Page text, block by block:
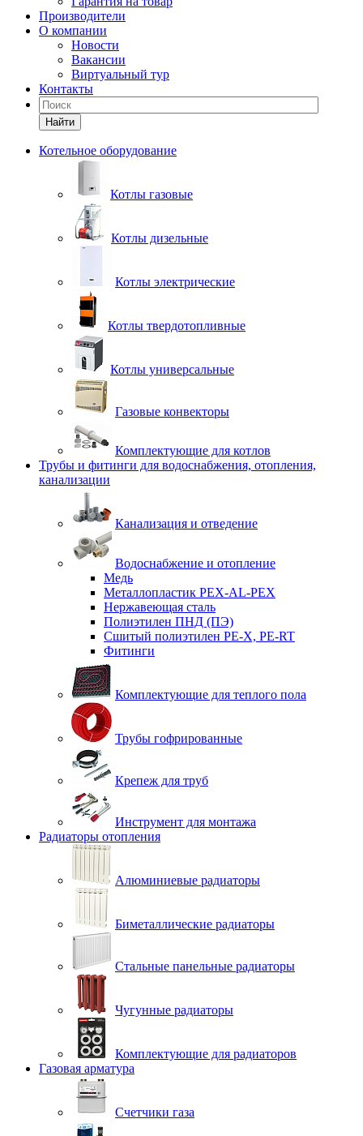
Производители
О компании
Новости
Вакансии
Виртуальный тур
Контакты
Найти
Котельное оборудование
Котлы газовые
Котлы дизельные
Котлы электрические
Котлы твердотопливные
Котлы универсальные
Газовые конвекторы
Комплектующие для котлов
Трубы и фитинги для водоснабжения, отопления,
канализации
Канализация и отведение
Водоснабжение и отопление
Медь
Металлопластик PEX-AL-PEX
Нержавеющая сталь
Полиэтилен ПНД (ПЭ)
Сшитый полиэтилен PE-X, PE-RT
Фитинги
Комплектующие для теплого пола
Трубы гофрированные
Крепеж для труб
Инструмент для монтажа
Радиаторы отопления
Алюминиевые радиаторы
Биметаллические радиаторы
Стальные панельные радиаторы
Чугунные радиаторы
Комплектующие для радиаторов
Газовая арматура
Счетчики газа